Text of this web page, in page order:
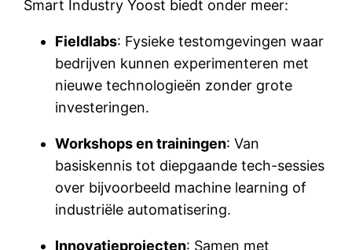
Smart Industry Yoost biedt onder meer:
Fieldlabs: Fysieke testomgevingen waar
bedrijven kunnen experimenteren met
nieuwe technologieën zonder grote
investeringen.
Workshops en trainingen: Van
basiskennis tot diepgaande tech-sessies
over bijvoorbeeld machine learning of
industriële automatisering.
Innovatieprojecten: Samen met